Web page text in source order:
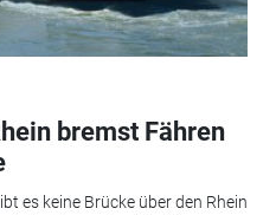
bremst Fähren
es keine Brücke über den Rhein